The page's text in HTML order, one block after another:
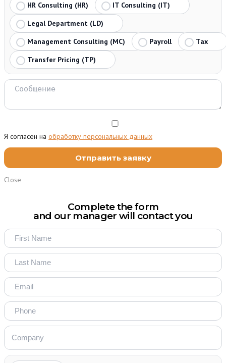
HR Consulting (HR)
IT Consulting (IT)
Legal Department (LD)
Management Consulting (MC)
Payroll
Tax
Transfer Pricing (TP)
Я согласен на обработку персональных данных
Close
Complete the form
and our manager will contact you